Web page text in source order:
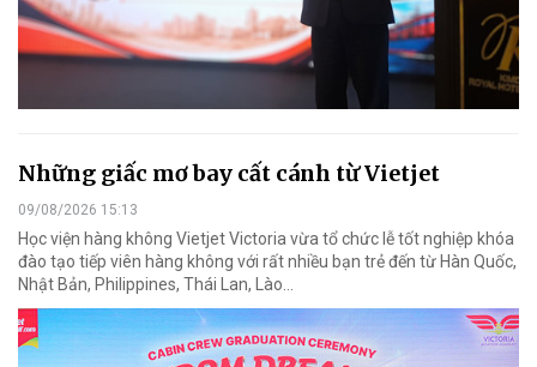
Những giấc mơ bay cất cánh từ Vietjet
09/08/2026 15:13
Học viện hàng không Vietjet Victoria vừa tổ chức lễ tốt nghiệp khóa
đào tạo tiếp viên hàng không với rất nhiều bạn trẻ đến từ Hàn Quốc,
Nhật Bản, Philippines, Thái Lan, Lào…